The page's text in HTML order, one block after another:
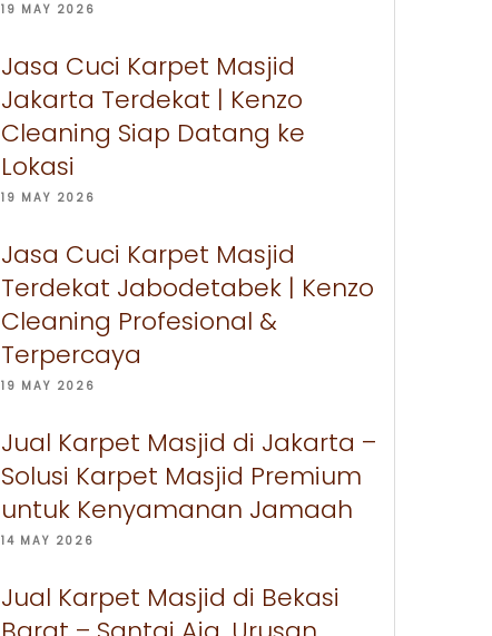
19 MAY 2026
Jasa Cuci Karpet Masjid
Jakarta Terdekat | Kenzo
Cleaning Siap Datang ke
Lokasi
19 MAY 2026
Jasa Cuci Karpet Masjid
Terdekat Jabodetabek | Kenzo
Cleaning Profesional &
Terpercaya
19 MAY 2026
Jual Karpet Masjid di Jakarta –
Solusi Karpet Masjid Premium
untuk Kenyamanan Jamaah
14 MAY 2026
Jual Karpet Masjid di Bekasi